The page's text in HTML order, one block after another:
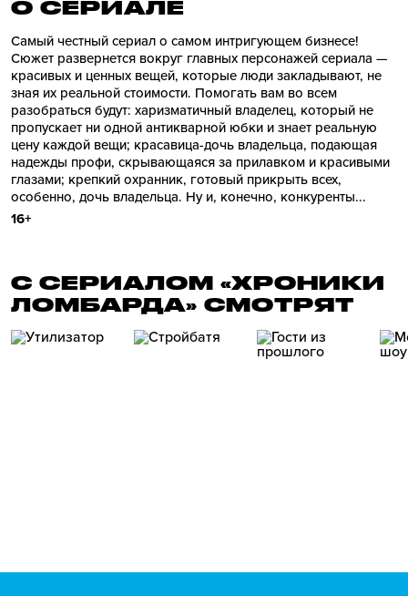
О СЕРИАЛE
Самый честный сериал о самом интригующем бизнесе!
Сюжет развернется вокруг главных персонажей сериала —
красивых и ценных вещей, которые люди закладывают, не
зная их реальной стоимости. Помогать вам во всем
разобраться будут: харизматичный владелец, который не
пропускает ни одной антикварной юбки и знает реальную
цену каждой вещи; красавица-дочь владельца, подающая
надежды профи, скрывающаяся за прилавком и красивыми
глазами; крепкий охранник, готовый прикрыть всех,
особенно, дочь владельца. Ну и, конечно, конкуренты...
16+
С СЕРИАЛОМ «ХРОНИКИ
ЛОМБАРДА» СМОТРЯТ